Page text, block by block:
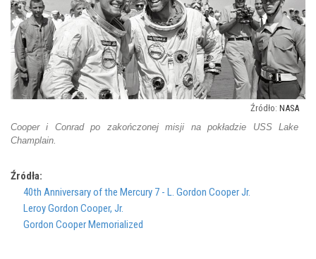
NASA
Cooper i Conrad po zakończonej misji na pokładzie USS Lake
Champlain.
Źródła:
40th Anniversary of the Mercury 7 - L. Gordon Cooper Jr.
Leroy Gordon Cooper, Jr.
Gordon Cooper Memorialized